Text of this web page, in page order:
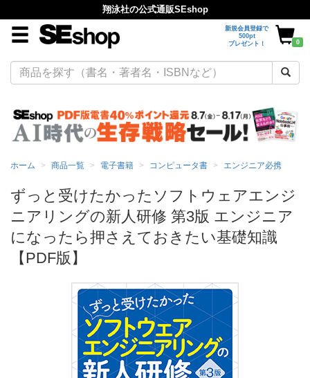
翔泳社の公式通販SEshop
新規会員登録で
500pt
プレゼント！
0
ホーム 商品一覧 電子書籍 コンピュータ書 エンジニア必携
ずっと受けたかったソフトウェアエンジ
ニアリングの新人研修 第3版 エンジニア
になったら押さえておきたい基礎知識
【PDF版】